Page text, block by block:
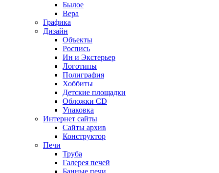
Былое
Вера
Графика
Дизайн
Объекты
Роспись
Ин и Экстерьер
Логотипы
Полиграфия
Хоббиты
Детские площадки
Обложки CD
Упаковка
Интернет сайты
Сайты архив
Конструктор
Печи
Труба
Галерея печей